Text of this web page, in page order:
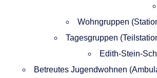
Wohngruppen
Tagesgruppen
Edith-Stein-
Betreutes Jugendwohnen